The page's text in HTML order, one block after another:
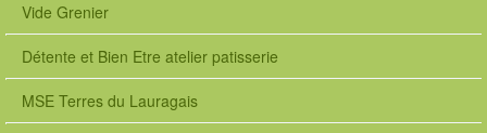
Vide Grenier
Détente et Bien Etre atelier patisserie
MSE Terres du Lauragais